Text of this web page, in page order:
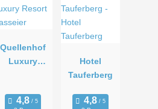
Quellenhof
Luxury
Hotel
Tauferberg